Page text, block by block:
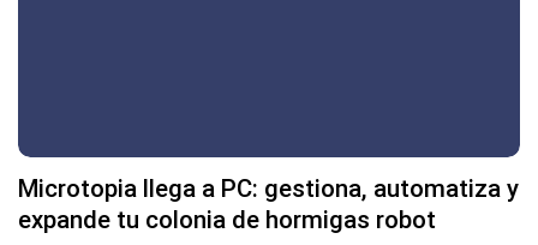
Microtopia llega a PC: gestiona, automatiza y
expande tu colonia de hormigas robot